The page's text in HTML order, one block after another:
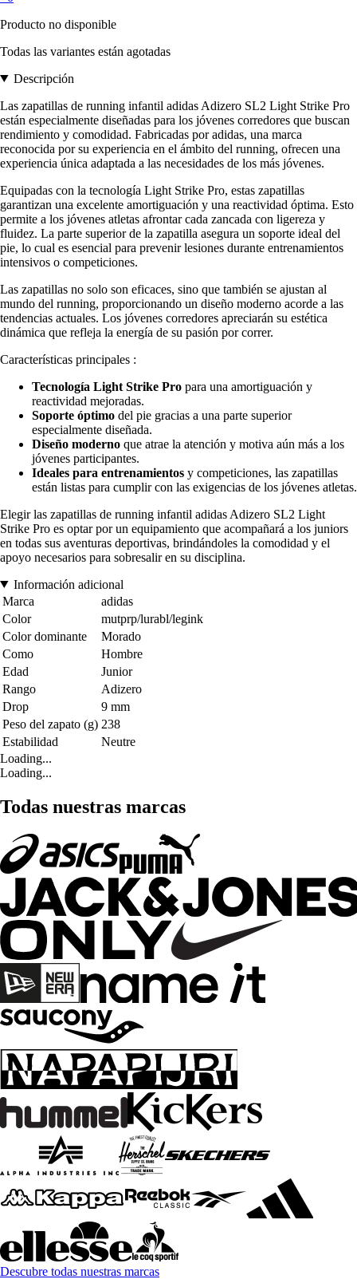
Producto no disponible
Todas las variantes están agotadas
Descripción
Las zapatillas de running infantil adidas Adizero SL2 Light Strike Pro
están especialmente diseñadas para los jóvenes corredores que buscan
rendimiento y comodidad. Fabricadas por adidas, una marca
reconocida por su experiencia en el ámbito del running, ofrecen una
experiencia única adaptada a las necesidades de los más jóvenes.
Equipadas con la tecnología Light Strike Pro, estas zapatillas
garantizan una excelente amortiguación y una reactividad óptima. Esto
permite a los jóvenes atletas afrontar cada zancada con ligereza y
fluidez. La parte superior de la zapatilla asegura un soporte ideal del
pie, lo cual es esencial para prevenir lesiones durante entrenamientos
intensivos o competiciones.
Las zapatillas no solo son eficaces, sino que también se ajustan al
mundo del running, proporcionando un diseño moderno acorde a las
tendencias actuales. Los jóvenes corredores apreciarán su estética
dinámica que refleja la energía de su pasión por correr.
Características principales :
Tecnología Light Strike Pro para una amortiguación y
reactividad mejoradas.
Soporte óptimo del pie gracias a una parte superior
especialmente diseñada.
Diseño moderno que atrae la atención y motiva aún más a los
jóvenes participantes.
Ideales para entrenamientos y competiciones, las zapatillas
están listas para cumplir con las exigencias de los jóvenes atletas.
Elegir las zapatillas de running infantil adidas Adizero SL2 Light
Strike Pro es optar por un equipamiento que acompañará a los juniors
en todas sus aventuras deportivas, brindándoles la comodidad y el
apoyo necesarios para sobresalir en su disciplina.
Información adicional
Marca
adidas
Color
mutprp/lurabl/legink
Color dominante
Morado
Como
Hombre
Edad
Junior
Rango
Adizero
Drop
9 mm
Peso del zapato (g) 238
Estabilidad
Neutre
Loading...
Loading...
Todas nuestras marcas
Descubre todas nuestras marcas